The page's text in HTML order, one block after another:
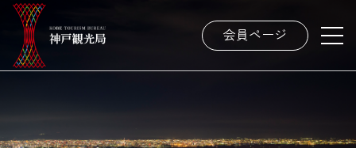
会員ページ